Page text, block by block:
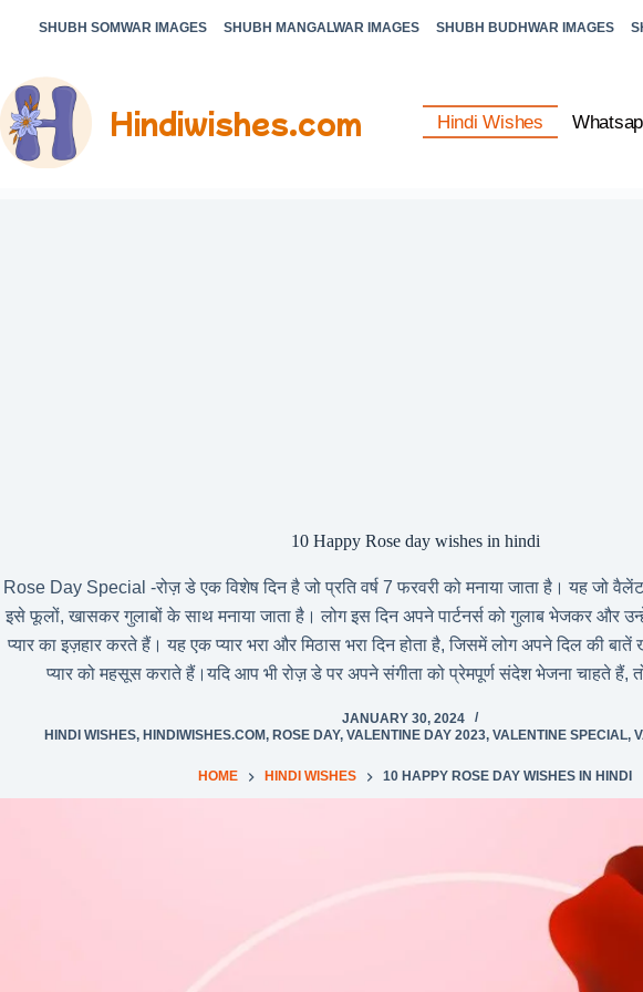
SHUBH SOMWAR IMAGES SHUBH MANGALWAR IMAGES SHUBH BUDHWAR IMAGES
Hindiwishes.com Hindi Wishes
10 Happy Rose day wishes in hindi
Rose Day Special -रोज़ डे एक विशेष दिन है जो प्रति वर्ष 7 फरवरी को मनाया जाता है। यह जो
इसे फूलों, खासकर गुलाबों के साथ मनाया जाता है। लोग इस दिन अपने पार्टनर्स को गुलाब भेजकर और
प्यार का इज़हार करते हैं। यह एक प्यार भरा और मिठास भरा दिन होता है, जिसमें लोग अपने दिल की
प्यार को महसूस कराते हैं।यदि आप भी रोज़ डे पर अपने संगीता को प्रेमपूर्ण संदेश भेजना चाहते हैं,
JANUARY 30, 2024
HINDI WISHES, HINDIWISHES.COM, ROSE DAY, VALENTINE DAY 2023, VALENTINE SPECIAL,
HOME HINDI WISHES 10 HAPPY ROSE DAY WISHES IN HINDI